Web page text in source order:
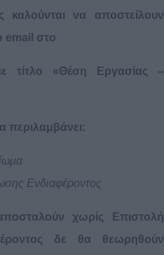
καλούνται να αποστείλουν
email στο
τίτλο «Θέση Εργασίας –
περιλαμβάνει:
Ενδιαφέροντος
χωρίς Επιστολή
δε θα θεωρηθούν